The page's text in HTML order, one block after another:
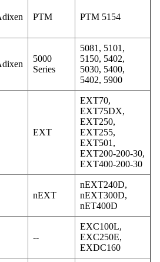
PTM PTM 5154
5000
Series
5081, 5101,
5150, 5402,
5030, 5400,
5402, 5900
EXT
EXT70,
EXT75DX,
EXT250,
EXT255,
EXT501,
EXT200-200-30,
EXT400-200-30
nEXT
nEXT240D,
nEXT300D,
nET400D
--
EXC100L,
EXC250E,
EXDC160